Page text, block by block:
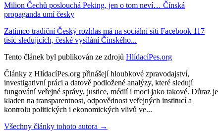
Milion Čechů poslouchá Peking, jen o tom neví… Čínská
propaganda umí česky
Zatímco tradiční Český rozhlas má na sociální síti Facebook 117
tisíc sledujících, české vysílání Čínského...
Tento článek byl publikován ze zdrojů HlídacíPes.org
Články z HlídacíPes.org přinášejí hloubkové zpravodajství,
investigativní práci a datově podložené analýzy, které sledují
fungování veřejné správy, justice, médií i moci jako takové. Důraz je
kladen na transparentnost, odpovědnost veřejných institucí a
kontrolu politických i ekonomických vlivů ve...
Všechny články tohoto autora →